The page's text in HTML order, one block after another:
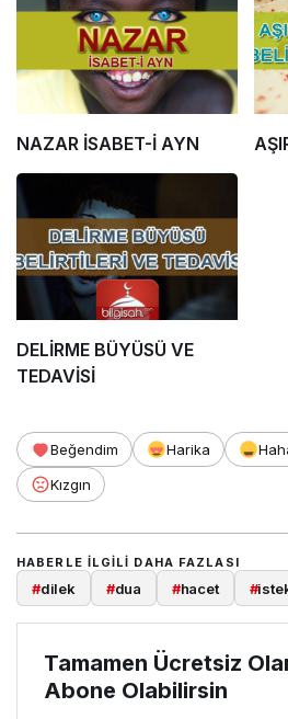
NAZAR İSABET-İ AYN
DELİRME BÜYÜSÜ VE
TEDAVİSİ
Beğendim Harika
Kızgın
HABERLE ILGILI DAHA FAZLASI
#dilek #dua #hacet #
Tamamen Ücretsiz
Abone Olabilirsin